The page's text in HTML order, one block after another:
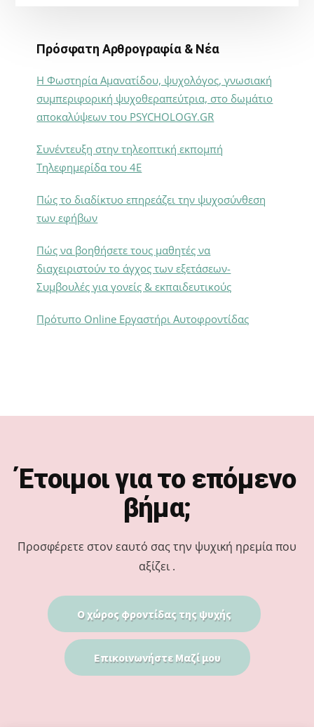
Πρόσφατη Αρθρογραφία & Νέα
Η Φωστηρία Αμανατίδου, ψυχολόγος, γνωσιακή
συμπεριφορική ψυχοθεραπεύτρια, στο δωμάτιο
αποκαλύψεων του PSYCHOLOGY.GR
Συνέντευξη στην τηλεοπτική εκπομπή
Τηλεφημερίδα του 4Ε
Πώς το διαδίκτυο επηρεάζει την ψυχοσύνθεση
των εφήβων
Πώς να βοηθήσετε τους μαθητές να
διαχειριστούν το άγχος των εξετάσεων-
Συμβουλές για γονείς & εκπαιδευτικούς
Πρότυπο Online Εργαστήρι Αυτοφροντίδας
Έτοιμοι για το επόμενο
βήμα;
Προσφέρετε στον εαυτό σας την ψυχική ηρεμία που
αξίζει .
Ο χώρος φροντίδας της ψυχής
Επικοινωνήστε Μαζί μου